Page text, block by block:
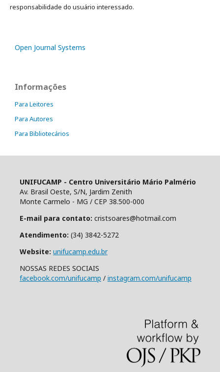
responsabilidade do usuário interessado.
Open Journal Systems
Informações
Para Leitores
Para Autores
Para Bibliotecários
UNIFUCAMP - Centro Universitário Mário Palmério
Av. Brasil Oeste, S/N, Jardim Zenith
Monte Carmelo - MG / CEP 38.500-000
E-mail para contato: cristsoares@hotmail.com
Atendimento: (34) 3842-5272
Website: unifucamp.edu.br
NOSSAS REDES SOCIAIS
facebook.com/unifucamp / instagram.com/unifucamp